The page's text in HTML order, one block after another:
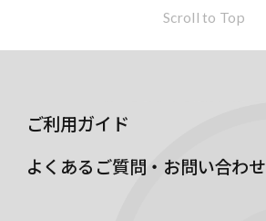
Scroll to Top
ご利用ガイド
よくあるご質問・お問い合わせ